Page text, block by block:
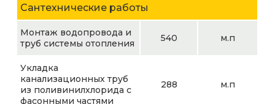
Сантехнические работы
Монтаж водопровода и
труб системы отопления
540 м.п
Укладка
канализационных труб
из поливинилхлорида с
фасонными частями
288 м.п